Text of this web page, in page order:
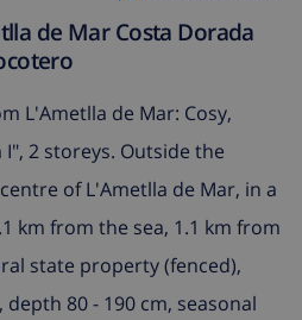
de Mar Costa Dorada
L'Ametlla de Mar: Cosy,
2 storeys. Outside the
of L'Ametlla de Mar, in a
km from the sea, 1.1 km from
state property (fenced),
80 - 190 cm, seasonal